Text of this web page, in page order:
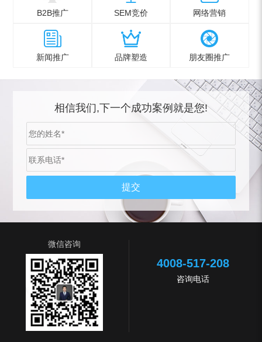
B2B推广 SEM竞价 网络营销
新闻推广 品牌塑造 朋友圈推广
相信我们,下一个成功案例就是您!
微信咨询
4008-517-208
咨询电话